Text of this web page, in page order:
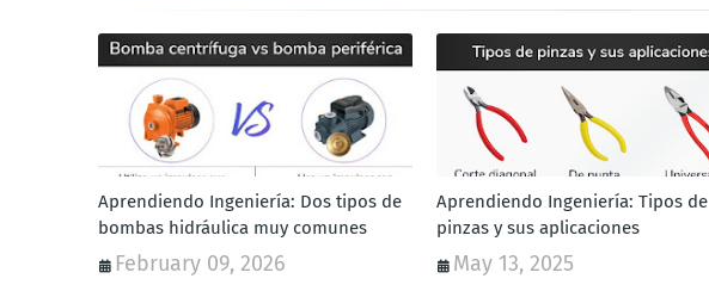
Aprendiendo Ingeniería: Dos tipos de
bombas hidráulica muy comunes
February 09, 2026
Aprendiendo Ingeniería: Tipos de
pinzas y sus aplicaciones
May 13, 2025